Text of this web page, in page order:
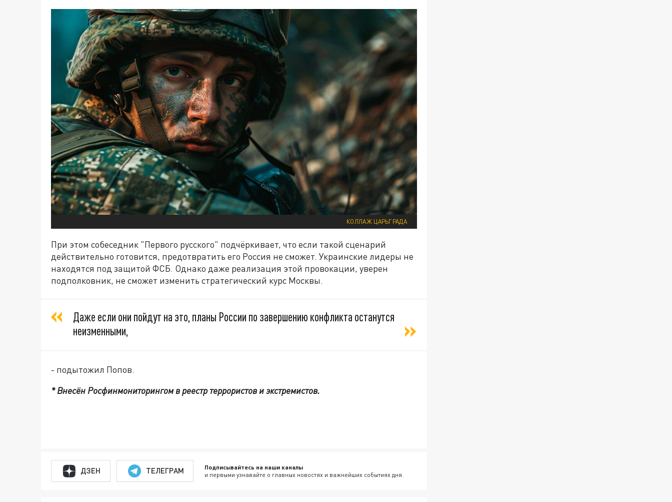
КОЛЛАЖ ЦАРЬГРАДА
При этом собеседник "Первого русского" подчёркивает, что если такой сценарий
действительно готовится, предотвратить его Россия не сможет. Украинские лидеры не
находятся под защитой ФСБ. Однако даже реализация этой провокации, уверен
подполковник, не сможет изменить стратегический курс Москвы.
Даже если они пойдут на это, планы России по завершению конфликта останутся
неизменными,
- подытожил Попов.
* Внесён Росфинмониторингом в реестр террористов и экстремистов.
ДЗЕН ТЕЛЕГРАМ Подписывайтесь на наши каналы
и первыми узнавайте о главных новостях и важнейших событиях дня.